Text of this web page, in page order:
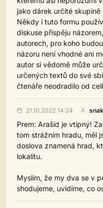
jako dárek určité
Někdy i tuto formu
diskuse přispěju
autorech, pro koho
názoru není vhodné ani
autor si vědomě může
určených textů do své
čtenáře neodradilo od
21.10.2022 14:24
Prem: Arašíd je vtipný!
tom strážním hradu, měl
doslova znamená hrad,
lokalitu.
Myslím, že my dva se v
shodujeme, uvidíme, co